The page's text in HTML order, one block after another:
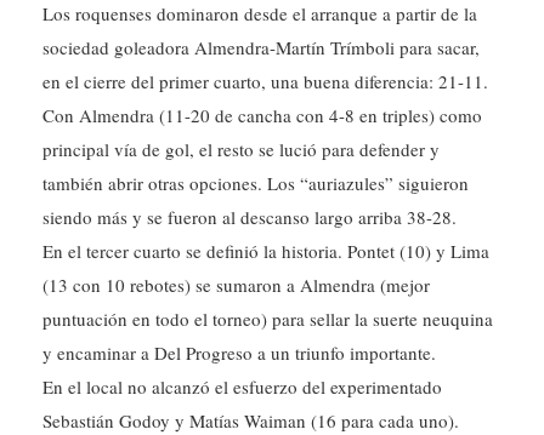
Los roquenses dominaron desde el arranque a partir de la
sociedad goleadora Almendra-Martín Trímboli para sacar,
en el cierre del primer cuarto, una buena diferencia: 21-11.
Con Almendra (11-20 de cancha con 4-8 en triples) como
principal vía de gol, el resto se lució para defender y
también abrir otras opciones. Los “auriazules” siguieron
siendo más y se fueron al descanso largo arriba 38-28.
En el tercer cuarto se definió la historia. Pontet (10) y Lima
(13 con 10 rebotes) se sumaron a Almendra (mejor
puntuación en todo el torneo) para sellar la suerte neuquina
y encaminar a Del Progreso a un triunfo importante.
En el local no alcanzó el esfuerzo del experimentado
Sebastián Godoy y Matías Waiman (16 para cada uno).